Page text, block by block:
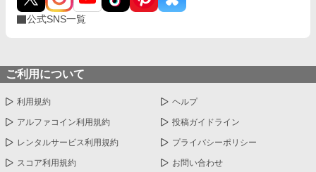
公式SNS一覧
ご利用について
利用規約 ヘルプ
アルファコイン利用規約 投稿ガイドライン
レンタルサービス利用規約 プライバシーポリシー
スコア利用規約 お問い合わせ